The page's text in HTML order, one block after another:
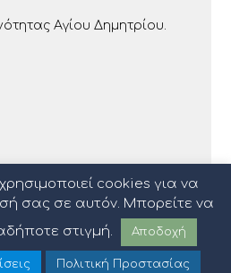
Αγίου Δημητρίου.
|Όροι Χρήσης|Sitemap
cookies για να
σας σε αυτόν. Μπορείτε να
στιγμή.
Αποδοχή
Πολιτική Προστασίας